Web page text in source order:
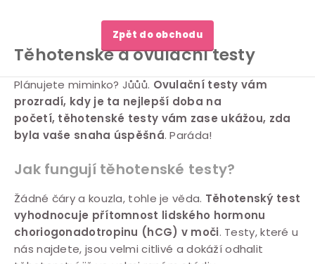
Zpět do obchodu
Těhotenské a ovulační testy
Plánujete miminko? Jůůů. Ovulační testy vám
prozradí, kdy je ta nejlepší doba na
početí, těhotenské testy vám zase ukážou, zda
byla vaše snaha úspěšná. Paráda!
Jak fungují těhotenské testy?
Žádné čáry a kouzla, tohle je věda. Těhotenský test
vyhodnocuje přítomnost lidského hormonu
choriogonadotropinu (hCG) v moči. Testy, které u
nás najdete, jsou velmi citlivé a dokáží odhalit